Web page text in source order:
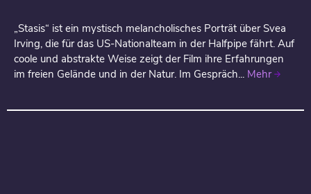
„Stasis“ ist ein mystisch melancholisches Porträt über Svea
Irving, die für das US-Nationalteam in der Halfpipe fährt. Auf
coole und abstrakte Weise zeigt der Film ihre Erfahrungen
im freien Gelände und in der Natur. Im Gespräch... Mehr